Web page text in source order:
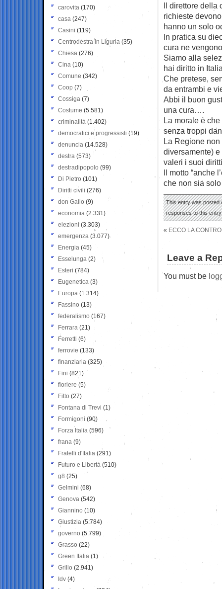
Il direttore della
richieste
hanno un solo
In pratica su
cura ne
Siamo alla
hai diritto in
Che pretese,
da entrambi e
Abbi il buon
una cura….
La morale è
senza troppi
La Regione
diversamente)
valeri i suoi
Il motto “anche
che non sia
This entry was posted
responses to this
« ECCO LA
Leave a
You must be
carovita (170)
casa (247)
Casini (119)
Centrodestra in Liguria (35)
Chiesa (276)
Cina (10)
Comune (342)
Coop (7)
Cossiga (7)
Costume (5.581)
criminalità (1.402)
democratici e progressisti (19)
denuncia (14.528)
destra (573)
destradipopolo (99)
Di Pietro (101)
Diritti civili (276)
don Gallo (9)
economia (2.331)
elezioni (3.303)
emergenza (3.077)
Energia (45)
Esselunga (2)
Esteri (784)
Eugenetica (3)
Europa (1.314)
Fassino (13)
federalismo (167)
Ferrara (21)
Ferretti (6)
ferrovie (133)
finanziaria (325)
Fini (821)
fioriere (5)
Fitto (27)
Fontana di Trevi (1)
Formigoni (90)
Forza Italia (596)
frana (9)
Fratelli d'Italia (291)
Futuro e Libertà (510)
g8 (25)
Gelmini (68)
Genova (542)
Giannino (10)
Giustizia (5.784)
governo (5.799)
Grasso (22)
Green Italia (1)
Grillo (2.941)
Idv (4)